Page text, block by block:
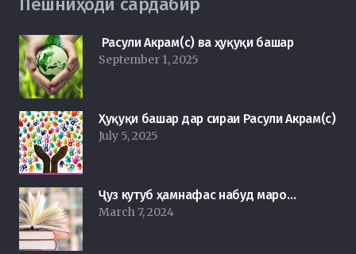
Расули Акрам(с) ва ҳуқуқи башар
September 1, 2025
Ҳуқуқи башар дар сираи Расули Акрам(с)
July 5, 2025
Ҷуз кутуб ҳамнафас набуд маро…
March 7, 2024